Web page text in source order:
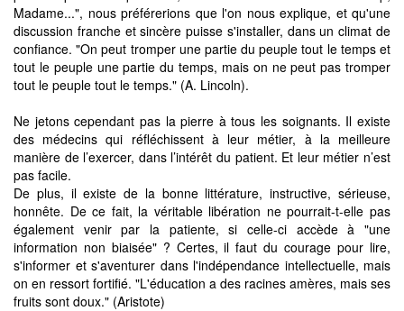
Madame...", nous préférerions que l'on nous explique, et qu'une
discussion franche et sincère puisse s'installer, dans un climat de
confiance. "On peut tromper une partie du peuple tout le temps et
tout le peuple une partie du temps, mais on ne peut pas tromper
tout le peuple tout le temps." (A. Lincoln).
Ne jetons cependant pas la pierre à tous les soignants. Il existe
des médecins qui réfléchissent à leur métier, à la meilleure
manière de l’exercer, dans l’intérêt du patient. Et leur métier n’est
pas facile.
De plus, il existe de la bonne littérature, instructive, sérieuse,
honnête. De ce fait, la véritable libération ne pourrait-t-elle pas
également venir par la patiente, si celle-ci accède à "une
information non biaisée" ? Certes, il faut du courage pour lire,
s'informer et s'aventurer dans l'indépendance intellectuelle, mais
on en ressort fortifié. "L'éducation a des racines amères, mais ses
fruits sont doux." (Aristote)